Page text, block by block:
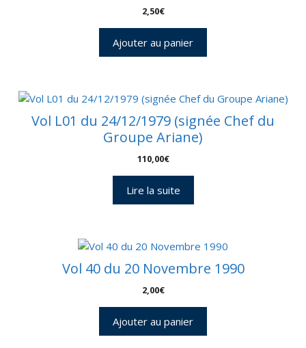
9040015
2,50€
Ajouter au panier
Vol L01 du 24/12/1979 (signée Chef du
Groupe Ariane)
110,00€
Lire la suite
Vol 40 du 20 Novembre 1990
2,00€
Ajouter au panier